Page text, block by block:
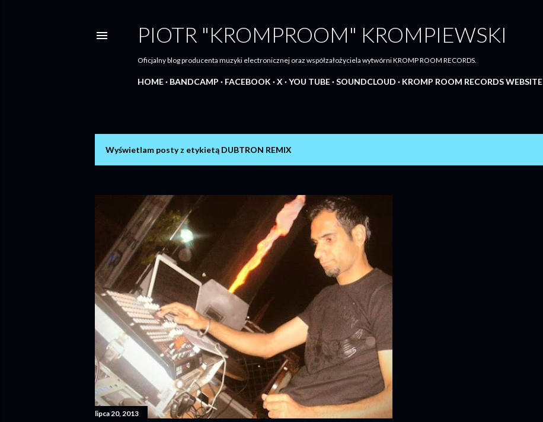
PIOTR "KROMPROOM" KROMPIEWSKI
Oficjalny blog producenta muzyki electronicznej oraz współzałożyciela wytwórni KROMP ROOM RECORDS.
HOME BANDCAMP FACEBOOK X YOU TUBE SOUNDCLOUD KROMP ROOM RECORDS WEBSITE
s
Wyświetlam posty z etykietą DUBTRON REMIX
lipca 20, 2013